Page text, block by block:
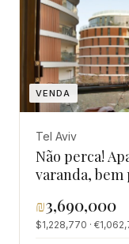
VENDA
Tel Aviv
Não perca!
varanda, bem
Florentine
₪3,690,000
$1,228,770 ·